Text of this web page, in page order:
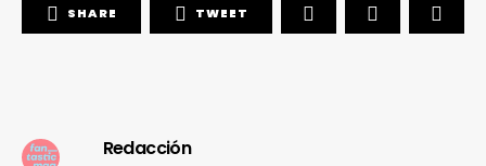
SHARE TWEET
Redacción